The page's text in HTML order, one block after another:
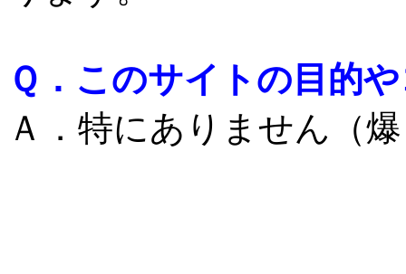
Ｑ．このサイトの目的
Ａ．特にありません（